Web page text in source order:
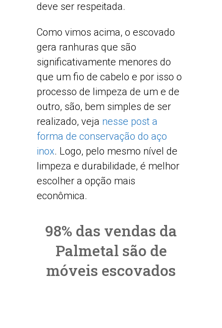
deve ser respeitada.
Como vimos acima, o escovado
gera ranhuras que são
significativamente menores do
que um fio de cabelo e por isso o
processo de limpeza de um e de
outro, são, bem simples de ser
realizado, veja nesse post a
forma de conservação do aço
inox. Logo, pelo mesmo nível de
limpeza e durabilidade, é melhor
escolher a opção mais
econômica.
98% das vendas da
Palmetal são de
móveis escovados